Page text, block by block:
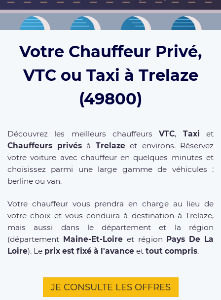
Votre Chauffeur Privé,
VTC ou Taxi à Trelaze
(49800)
Découvrez les meilleurs chauffeursVTC, Taxi et
Chauffeurs privésà Trelazeet environs. Réservez
votre voiture avec chauffeur en quelques minutes et
choisissez parmi une large gamme de véhicules :
berline ou van.
Votre chauffeur vous prendra en charge au lieu de
votre choix et vous conduira à destination à Trelaze,
mais aussi dans le département et la région
(département Maine-Et-Loireet région Pays De La
Loire). Le prix est fixé à l'avance et tout compris.
JE CONSULTE LES OFFRES